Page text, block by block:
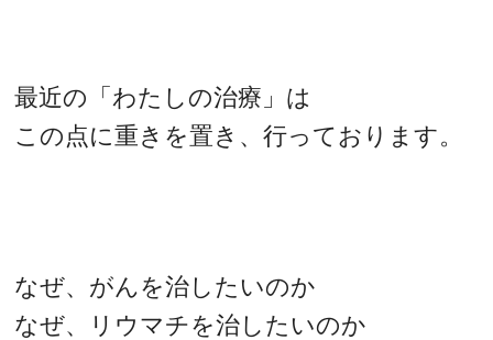
最近の「わたしの治療」は
この点に重きを置き、行っております。
なぜ、がんを治したいのか
なぜ、リウマチを治したいのか